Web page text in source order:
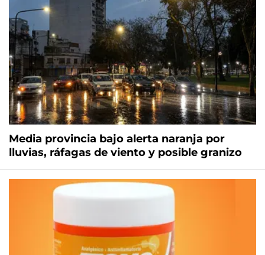
Media provincia bajo alerta naranja por
lluvias, ráfagas de viento y posible granizo